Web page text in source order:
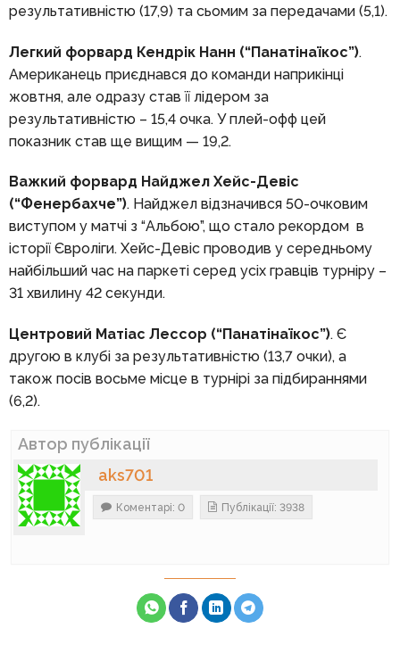
результативністю (17,9) та сьомим за передачами (5,1).
Легкий форвард Кендрік Нанн (“Панатінаїкос”).
Американець приєднався до команди наприкінці
жовтня, але одразу став її лідером за
результативністю – 15,4 очка. У плей-офф цей
показник став ще вищим — 19,2.
Важкий форвард Найджел Хейс-Девіс
(“Фенербахче”). Найджел відзначився 50-очковим
виступом у матчі з “Альбою”, що стало рекордом в
історії Євроліги. Хейс-Девіс проводив у середньому
найбільший час на паркеті серед усіх гравців турніру –
31 хвилину 42 секунди.
Центровий Матіас Лессор (“Панатінаїкос”). Є
другою в клубі за результативністю (13,7 очки), а
також посів восьме місце в турнірі за підбираннями
(6,2).
Автор публікації
aks701
Коментарі: 0 Публікації: 3938